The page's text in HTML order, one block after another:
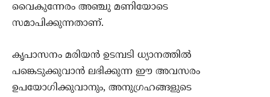
വൈകുന്നേരം അഞ്ചു മണിയോടെ
സമാപിക്കുന്നതാണ്.
കൃപാസനം മരിയൻ ഉടമ്പടി ധ്യാനത്തിൽ
പങ്കെടുക്കുവാൻ ലഭിക്കുന്ന ഈ അവസരം
ഉപയോഗിക്കുവാനും, അനുഗ്രഹങ്ങളുടെ